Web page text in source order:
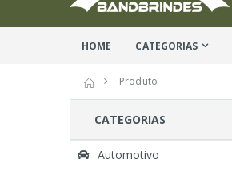
HOME CATEGORIAS
Produto
CATEGORIAS
Automotivo